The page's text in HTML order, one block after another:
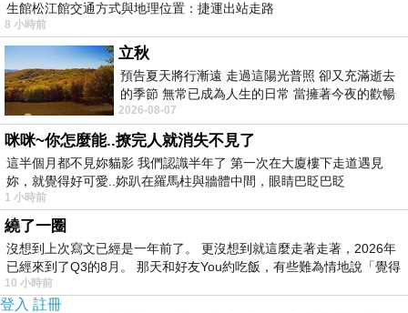
相處的每分每秒。網友們也紛紛在留言處分享自
己過世的寵物照片，直說鬼月怎麼會有這麼大顆
的洋蔥，「都哭了啦！」
FACEBOOK：西瓜仙人掌 Watermeloncactus
INSTAGRAM：watermeloncactus
柴打翻2000片拼圖..她崩潰笑翻網
生館松江館交通方式與地理位置：捷運出站走路
8 小時前
立秋
預告夏天將行漸遠 走過這陽光普照 卻又充滿逝去
的季節 無常已成為人生的日常 當擁著今夜的歡暢
舒心 轉眼驟成昨日 而明晨 太陽
2026-08-07
咪咪~你怎麼能..撩完人就消失不見了
這半個月都不見妳貓影 我們認識半年了 第一次在大廈樓下走道遇見
妳，就覺得好可愛..妳趴在羅馬柱與牆體中間，眼睛巴眨巴眨
1 小時前
繞了一圈
沒想到上次寫文已經是一年前了。 更沒想到就這麼走著走著，2026年
已經來到了Q3的8月。 那天和好友You約吃飯，有些難為情地說「覺得
10 小時前
登入 註冊